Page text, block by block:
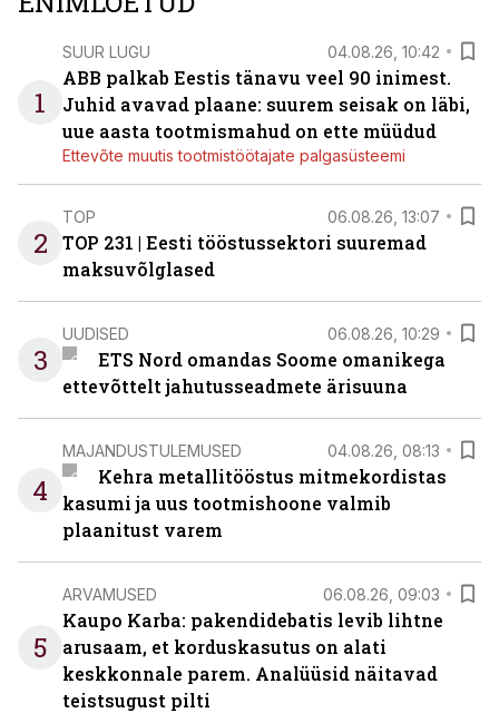
1
SUUR LUGU 04.08.26, 10:42
ABB palkab Eestis tänavu veel 90 inimest.
Juhid avavad plaane: suurem seisak on läbi,
uue aasta tootmismahud on ette müüdud
Ettevõte muutis tootmistöötajate palgasüsteemi
2
TOP 06.08.26, 13:07
TOP 231 | Eesti tööstussektori suuremad
maksuvõlglased
3
UUDISED 06.08.26, 10:29
ETS Nord omandas Soome omanikega
ettevõttelt jahutusseadmete ärisuuna
4
MAJANDUSTULEMUSED 04.08.26, 08:13
Kehra metallitööstus mitmekordistas
kasumi ja uus tootmishoone valmib
plaanitust varem
5
ARVAMUSED 06.08.26, 09:03
Kaupo Karba: pakendidebatis levib lihtne
arusaam, et korduskasutus on alati
keskkonnale parem. Analüüsid näitavad
teistsugust pilti